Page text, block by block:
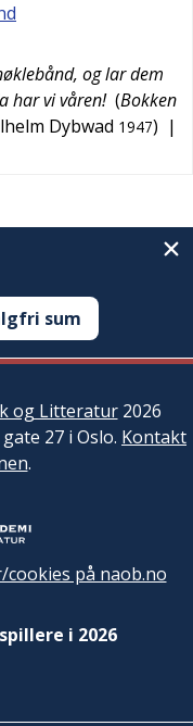
og lar dem
har vi våren! (Bokken
Dybwad 1947) |
sum
og Litteratur2026
27 i Oslo. Kontakt
.
på naob.no
i 2026